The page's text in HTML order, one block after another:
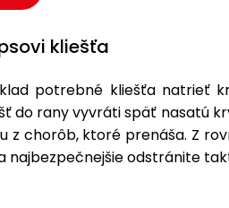
kliešťa
potrebné kliešťa natrieť
do rany vyvráti späť nasatú
z chorôb, ktoré prenáša. Z
najbezpečnejšie odstránite